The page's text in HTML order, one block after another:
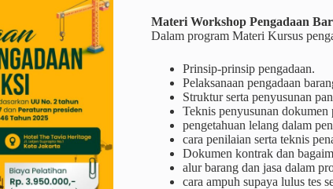
Materi WorkshopPengadaan
Dalam program Materi Kursus
Prinsip-prinsip pengadaan.
Pelaksanaan pengadaan
Struktur serta penyusunan
Teknis penyusunan dokumen
pengetahuan lelang dalam
cara penilaian serta teknis
Dokumen kontrak dan
alur barang dan jasa dalam
cara ampuh supaya lulus tes